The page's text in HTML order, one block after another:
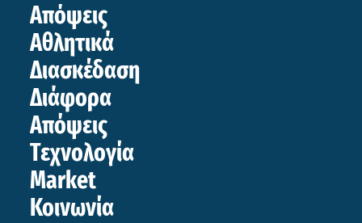
Απόψεις
Αθλητικά
Διασκέδαση
Διάφορα
Απόψεις
Τεχνολογία
Market
Κοινωνία